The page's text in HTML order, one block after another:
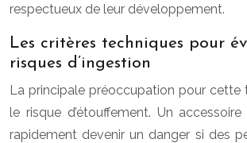
respectueux de leur développement.
Les critères techniques pour
risques d’ingestion
La principale préoccupation pour cette
le risque d’étouffement. Un
rapidement devenir un danger si des